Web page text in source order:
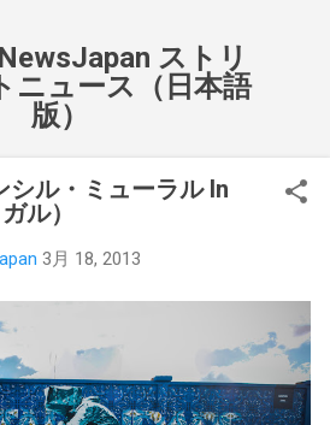
ストリ
ニュース（日本語
版）
シル・ミューラル In
ル）
3月 18, 2013